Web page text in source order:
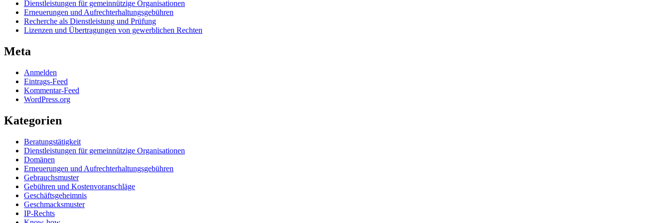
Dienstleistungen für gemeinnützige Organisationen
Erneuerungen und Aufrechterhaltungsgebühren
Recherche als Dienstleistung und Prüfung
Lizenzen und Übertragungen von gewerblichen Rechten
Meta
Anmelden
Eintrags-Feed
Kommentar-Feed
WordPress.org
Kategorien
Beratungstätigkeit
Dienstleistungen für gemeinnützige Organisationen
Domänen
Erneuerungen und Aufrechterhaltungsgebühren
Gebrauchsmuster
Gebühren und Kostenvoranschläge
Geschäftsgeheimnis
Geschmacksmuster
IP-Rechts